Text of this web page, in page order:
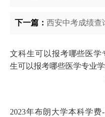
下一篇： 西安中考成绩查
文科生可以报考哪些医学
生可以报考哪些医学专业
2023年布朗大学本科学费